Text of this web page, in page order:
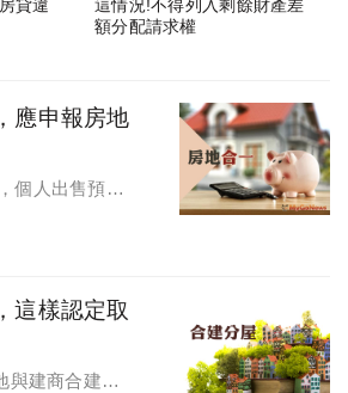
貸違
這情況!不得列入剩餘財產差
額分配請求權
應申報房地
個人出售預售
這樣認定取
與建商合建分